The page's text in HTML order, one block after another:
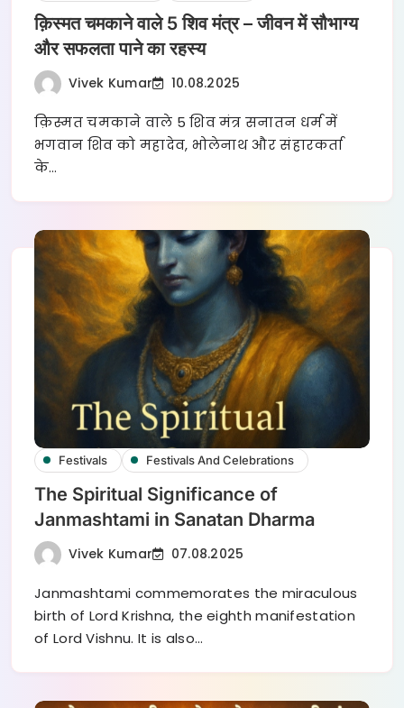
क़िस्मत चमकाने वाले 5 शिव मंत्र – जीवन में सौभाग्य
और सफलता पाने का रहस्य
Vivek Kumar 10.08.2025
क़िस्मत चमकाने वाले 5 शिव मंत्र सनातन धर्म में
भगवान शिव को महादेव, भोलेनाथ और संहारकर्ता
के…
Festivals Festivals And Celebrations
The Spiritual Significance of
Janmashtami in Sanatan Dharma
Vivek Kumar 07.08.2025
Janmashtami commemorates the miraculous
birth of Lord Krishna, the eighth manifestation
of Lord Vishnu. It is also…